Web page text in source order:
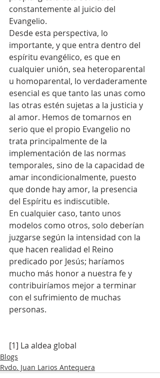
constantemente al juicio del
Evangelio.
Desde esta perspectiva, lo
importante, y que entra dentro del
espíritu evangélico, es que en
cualquier unión, sea heteroparental
u homoparental, lo verdaderamente
esencial es que tanto las unas como
las otras estén sujetas a la justicia y
al amor. Hemos de tomarnos en
serio que el propio Evangelio no
trata principalmente de la
implementación de las normas
temporales, sino de la capacidad de
amar incondicionalmente, puesto
que donde hay amor, la presencia
del Espíritu es indiscutible.
En cualquier caso, tanto unos
modelos como otros, solo deberían
juzgarse según la intensidad con la
que hacen realidad el Reino
predicado por Jesús; haríamos
mucho más honor a nuestra fe y
contribuiríamos mejor a terminar
con el sufrimiento de muchas
personas.
[1] La aldea global
Blogs
Rvdo. Juan Larios Antequera